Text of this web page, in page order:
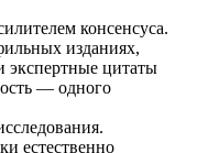
консенсуса.
изданиях,
экспертные цитаты
— одного
естественно